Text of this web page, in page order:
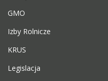
GMO
Izby Rolnicze
KRUS
Legislacja